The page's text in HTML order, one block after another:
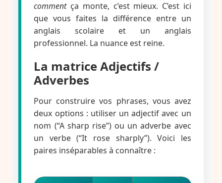
commentça monte, c’est mieux. C’est ici
que vous faites la différence entre un
anglais scolaire et un anglais
professionnel. La nuance est reine.
La matrice Adjectifs /
Adverbes
Pour construire vos phrases, vous avez
deux options : utiliser un adjectif avec un
nom (“A sharp rise”) ou un adverbe avec
un verbe (“It rose sharply”). Voici les
paires inséparables à connaître :